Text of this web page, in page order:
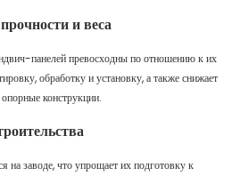
и веса
панелей превосходны по отношению к их
обработку и установку, а также снижает
конструкции.
на заводе, что упрощает их подготовку к